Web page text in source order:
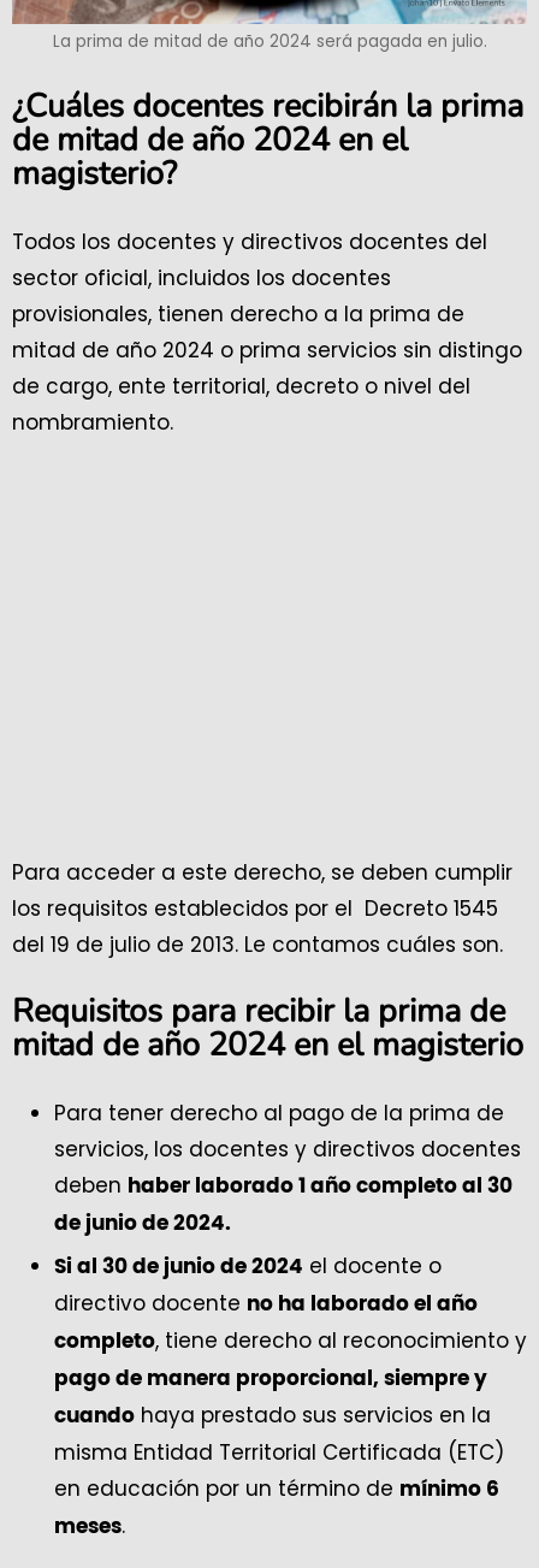
La prima de mitad de año 2024 será pagada en julio.
¿Cuáles docentes recibirán la prima
de mitad de año 2024 en el
magisterio?
Todos los docentes y directivos docentes del
sector oficial, incluidos los docentes
provisionales, tienen derecho a la prima de
mitad de año 2024 o prima servicios sin distingo
de cargo, ente territorial, decreto o nivel del
nombramiento.
Para acceder a este derecho, se deben cumplir
los requisitos establecidos por el Decreto 1545
del 19 de julio de 2013. Le contamos cuáles son.
Requisitos para recibir la prima de
mitad de año 2024 en el magisterio
Para tener derecho al pago de la prima de
servicios, los docentes y directivos docentes
deben haber laborado 1 año completo al 30
de junio de 2024.
Si al 30 de junio de 2024 el docente o
directivo docente no ha laborado el año
completo, tiene derecho al reconocimiento y
pago de manera proporcional, siempre y
cuando haya prestado sus servicios en la
misma Entidad Territorial Certificada (ETC)
en educación por un término de mínimo 6
meses.